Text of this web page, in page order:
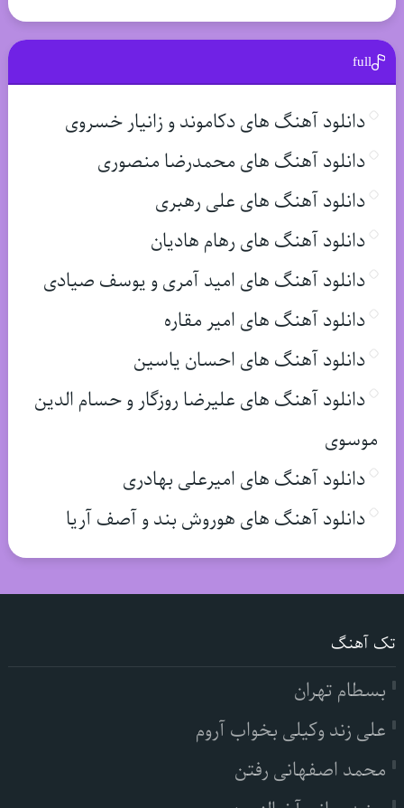
full
دانلود آهنگ های دکاموند و زانیار خسروی
دانلود آهنگ های محمدرضا منصوری
دانلود آهنگ های علی رهبری
دانلود آهنگ های رهام هادیان
دانلود آهنگ های امید آمری و یوسف صیادی
دانلود آهنگ های امیر مقاره
دانلود آهنگ های احسان یاسین
دانلود آهنگ های علیرضا روزگار و حسام الدین
موسوی
دانلود آهنگ های امیرعلی بهادری
دانلود آهنگ های هوروش بند و آصف آریا
تک آهنگ
بسطام تهران
علی زند وکیلی بخواب آروم
محمد اصفهانی رفتن